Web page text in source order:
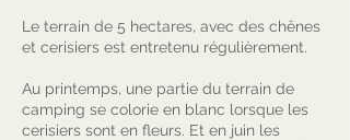
Le terrain de 5 hectares, avec des chênes
et cerisiers est entretenu régulièrement.
Au printemps, une partie du terrain de
camping se colorie en blanc lorsque les
cerisiers sont en fleurs. Et en juin les